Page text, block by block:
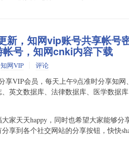
新，知网vip账号共享帐号
号，知网cnki内容下载
知网VIP 评论
享VIP会员，每天上午9点准时分享知
英文数据库、法律数据库、医学数据
家天天happy，同时也希望大家能够分
享到各个社交网站的分享按钮，快快